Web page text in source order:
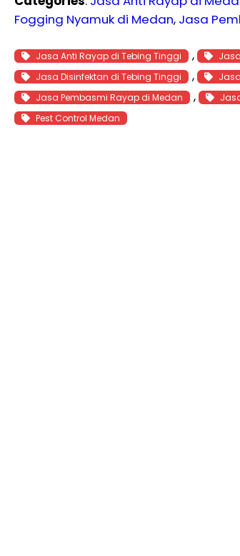
Fogging Nyamuk di Medan, Jasa
Jasa Anti Rayap di Tebing Tinggi ,
Jasa Disinfektan di Tebing Tinggi ,
Jasa Pembasmi Rayap di Medan ,
Pest Control Medan